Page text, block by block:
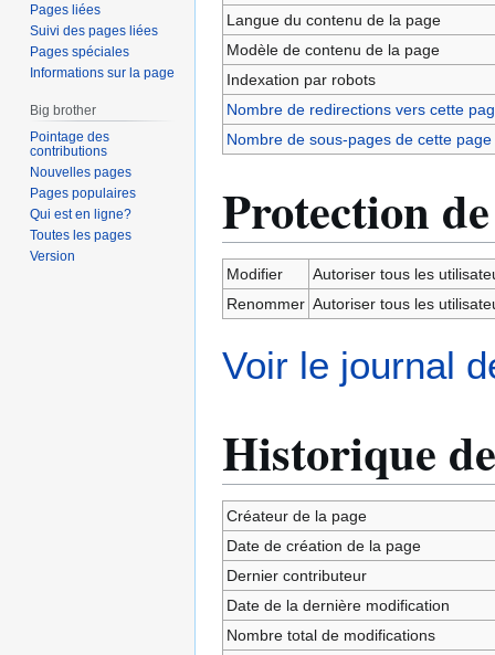
Langue du contenu de la page
Modèle de contenu de la page
Indexation par robots
Nombre de redirections vers cette
Nombre de sous-pages de cette page
Protection
Modifier
Autoriser tous les
Renommer Autoriser tous les
Voir le journal
Historique
Créateur de la page
Date de création de la page
Dernier contributeur
Date de la dernière modification
Nombre total de modifications
Pages liées
Suivi des pages liées
Pages spéciales
Informations sur la page
Big brother
Pointage des
contributions
Nouvelles pages
Pages populaires
Qui est en ligne?
Toutes les pages
Version